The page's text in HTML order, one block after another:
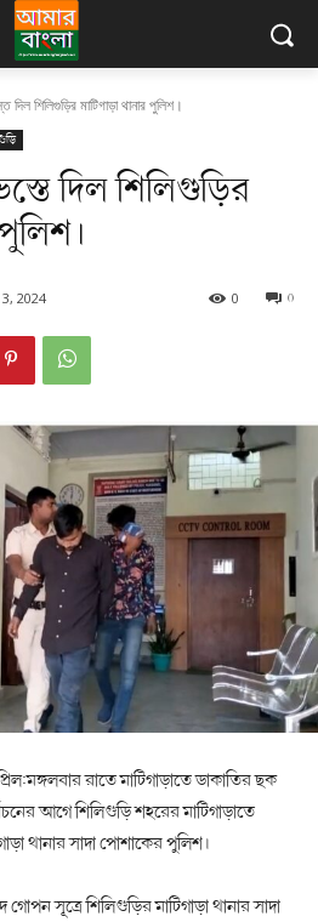
শিলিগুড়ির মাটিগাড়া থানার পুলিশ।
দিল শিলিগুড়ির
2024 0
0
রাতে মাটিগাড়াতে ডাকাতির ছক
আগে শিলিগুড়ি শহরের মাটিগাড়াতে
থানার সাদা পোশাকের পুলিশ।
গোপন সূত্রে শিলিগুড়ির মাটিগাড়া থানার সাদা